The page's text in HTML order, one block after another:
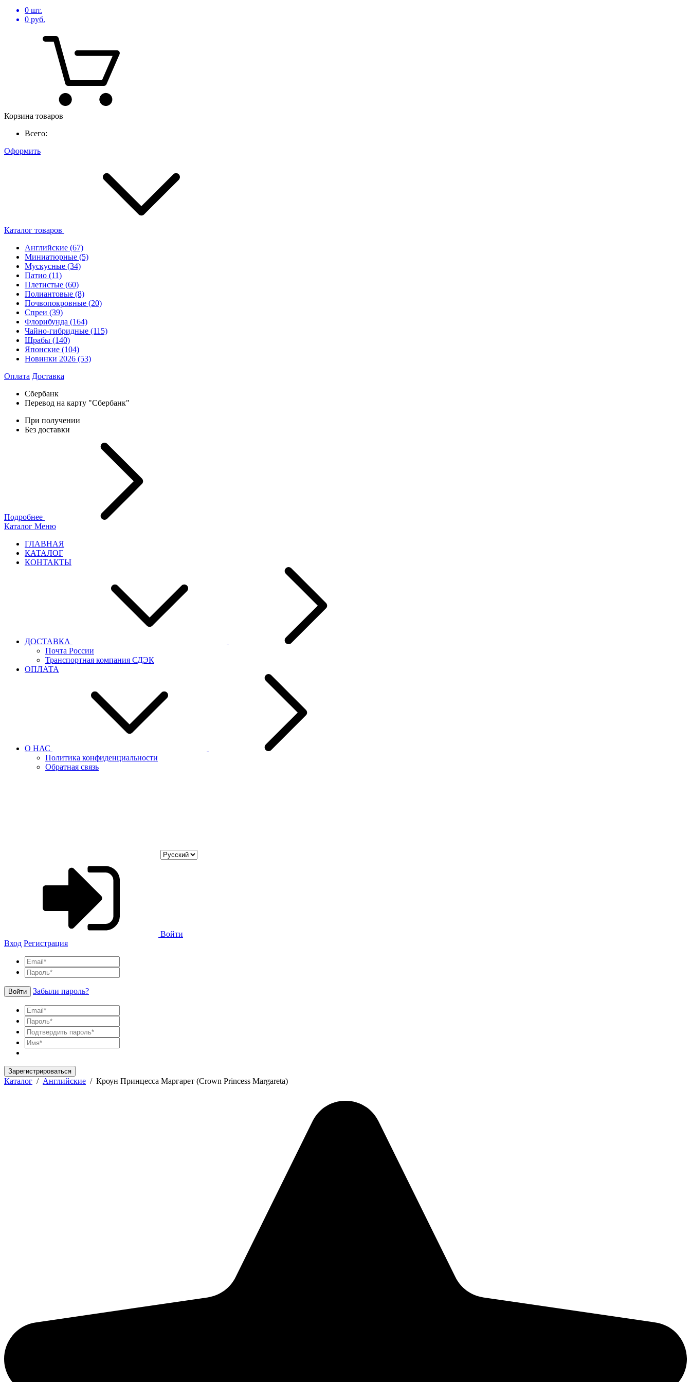
0 шт.
0 руб.
Корзина товаров
Всего:
Оформить
Каталог товаров
Английские (67)
Миниатюрные (5)
Мускусные (34)
Патио (11)
Плетистые (60)
Полиантовые (8)
Почвопокровные (20)
Спреи (39)
Флорибунда (164)
Чайно-гибридные (115)
Шрабы (140)
Японские (104)
Новинки 2026 (53)
Оплата Доставка
Сбербанк
Перевод на карту "Сбербанк"
При получении
Без доставки
Подробнее
Каталог Меню
ГЛАВНАЯ
КАТАЛОГ
КОНТАКТЫ
ДОСТАВКА
Почта России
Транспортная компания СДЭК
ОПЛАТА
О НАС
Политика конфиденциальности
Обратная связь
Войти
Вход Регистрация
Войти Забыли пароль?
Зарегистрироваться
Каталог / Английские / Кроун Принцесса Маргарет (Crown Princess Margareta)